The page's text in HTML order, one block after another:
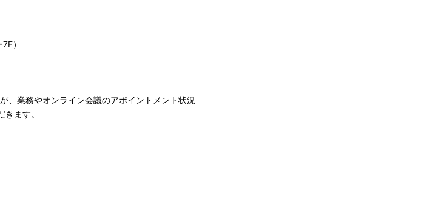
）
、業務やオンライン会議のアポイントメント状況
ます。